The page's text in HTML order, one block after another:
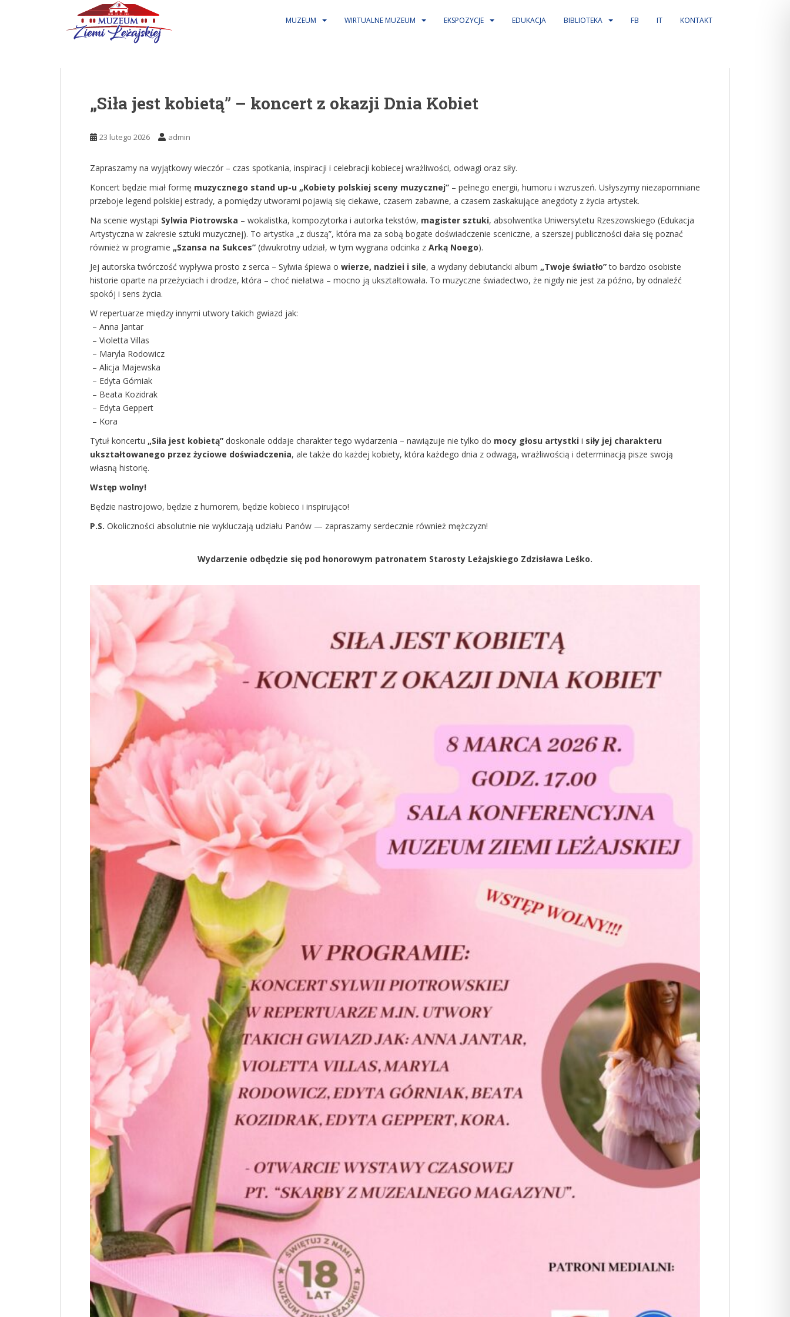
MUZEUM WIRTUALNE MUZEUM EKSPOZYCJE EDUKACJA BIBLIOTEKA FB IT KONTAKT
„Siła jest kobietą” – koncert z okazji Dnia Kobiet
23 lutego 2026 admin
Zapraszamy na wyjątkowy wieczór – czas spotkania, inspiracji i celebracji kobiecej wrażliwości, odwagi oraz siły.
Koncert będzie miał formę muzycznego stand up-u „Kobiety polskiej sceny muzycznej” – pełnego energii, humoru i wzruszeń. Usłyszymy niezapomniane
przeboje legend polskiej estrady, a pomiędzy utworami pojawią się ciekawe, czasem zabawne, a czasem zaskakujące anegdoty z życia artystek.
Na scenie wystąpi Sylwia Piotrowska – wokalistka, kompozytorka i autorka tekstów, magister sztuki, absolwentka Uniwersytetu Rzeszowskiego (Edukacja
Artystyczna w zakresie sztuki muzycznej). To artystka „z duszą”, która ma za sobą bogate doświadczenie sceniczne, a szerszej publiczności dała się poznać
również w programie „Szansa na Sukces” (dwukrotny udział, w tym wygrana odcinka z Arką Noego).
Jej autorska twórczość wypływa prosto z serca – Sylwia śpiewa o wierze, nadziei i sile, a wydany debiutancki album „Twoje światło”to bardzo osobiste
historie oparte na przeżyciach i drodze, która – choć niełatwa – mocno ją ukształtowała. To muzyczne świadectwo, że nigdy nie jest za późno, by odnaleźć
spokój i sens życia.
W repertuarze między innymi utwory takich gwiazd jak:
– Anna Jantar
– Violetta Villas
– Maryla Rodowicz
– Alicja Majewska
– Edyta Górniak
– Beata Kozidrak
– Edyta Geppert
– Kora
Tytuł koncertu „Siła jest kobietą” doskonale oddaje charakter tego wydarzenia – nawiązuje nie tylko do mocy głosu artystki i siły jej charakteru
ukształtowanego przez życiowe doświadczenia, ale także do każdej kobiety, która każdego dnia z odwagą, wrażliwością i determinacją pisze swoją
własną historię.
Wstęp wolny!
Będzie nastrojowo, będzie z humorem, będzie kobieco i inspirująco!
P.S. Okoliczności absolutnie nie wykluczają udziału Panów — zapraszamy serdecznie również mężczyzn!
Wydarzenie odbędzie się pod honorowym patronatem Starosty Leżajskiego Zdzisława Leśko.